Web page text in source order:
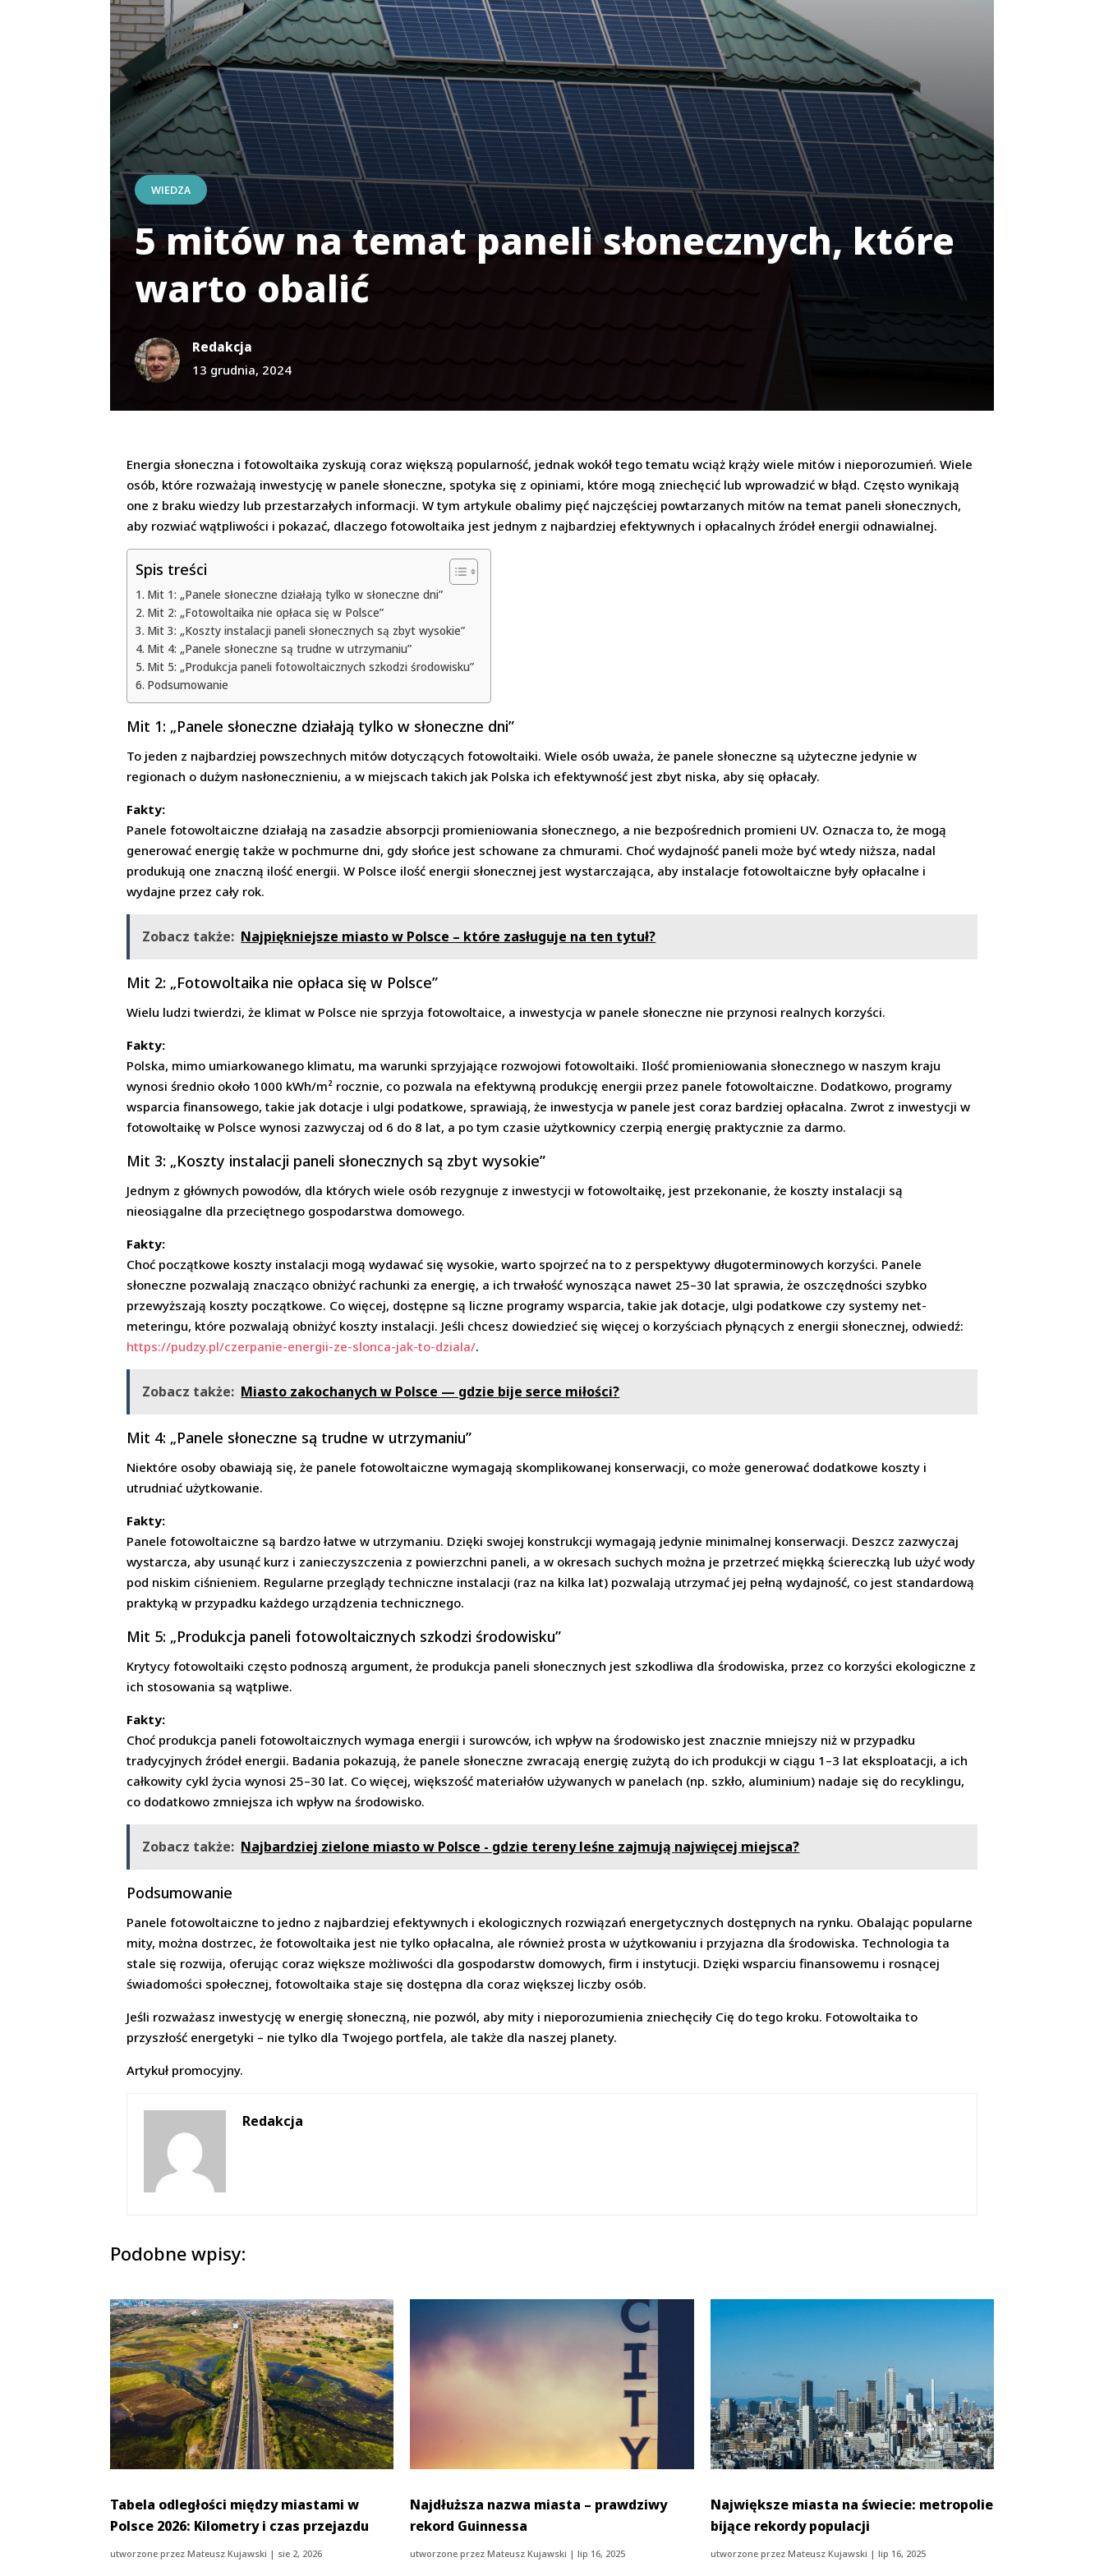
WIEDZA
5 mitów na temat paneli słonecznych, które
warto obalić
Redakcja
13 grudnia, 2024
Energia słoneczna i fotowoltaika zyskują coraz większą popularność, jednak wokół tego tematu wciąż krąży wiele mitów i nieporozumień. Wiele
osób, które rozważają inwestycję w panele słoneczne, spotyka się z opiniami, które mogą zniechęcić lub wprowadzić w błąd. Często wynikają
one z braku wiedzy lub przestarzałych informacji. W tym artykule obalimy pięć najczęściej powtarzanych mitów na temat paneli słonecznych,
aby rozwiać wątpliwości i pokazać, dlaczego fotowoltaika jest jednym z najbardziej efektywnych i opłacalnych źródeł energii odnawialnej.
Spis treści
Mit 1: „Panele słoneczne działają tylko w słoneczne dni”
Mit 2: „Fotowoltaika nie opłaca się w Polsce”
Mit 3: „Koszty instalacji paneli słonecznych są zbyt wysokie”
Mit 4: „Panele słoneczne są trudne w utrzymaniu”
Mit 5: „Produkcja paneli fotowoltaicznych szkodzi środowisku”
Podsumowanie
Mit 1: „Panele słoneczne działają tylko w słoneczne dni”
To jeden z najbardziej powszechnych mitów dotyczących fotowoltaiki. Wiele osób uważa, że panele słoneczne są użyteczne jedynie w
regionach o dużym nasłonecznieniu, a w miejscach takich jak Polska ich efektywność jest zbyt niska, aby się opłacały.
Fakty:
Panele fotowoltaiczne działają na zasadzie absorpcji promieniowania słonecznego, a nie bezpośrednich promieni UV. Oznacza to, że mogą
generować energię także w pochmurne dni, gdy słońce jest schowane za chmurami. Choć wydajność paneli może być wtedy niższa, nadal
produkują one znaczną ilość energii. W Polsce ilość energii słonecznej jest wystarczająca, aby instalacje fotowoltaiczne były opłacalne i
wydajne przez cały rok.
Zobacz także: Najpiękniejsze miasto w Polsce – które zasługuje na ten tytuł?
Mit 2: „Fotowoltaika nie opłaca się w Polsce”
Wielu ludzi twierdzi, że klimat w Polsce nie sprzyja fotowoltaice, a inwestycja w panele słoneczne nie przynosi realnych korzyści.
Fakty:
Polska, mimo umiarkowanego klimatu, ma warunki sprzyjające rozwojowi fotowoltaiki. Ilość promieniowania słonecznego w naszym kraju
wynosi średnio około 1000 kWh/m² rocznie, co pozwala na efektywną produkcję energii przez panele fotowoltaiczne. Dodatkowo, programy
wsparcia finansowego, takie jak dotacje i ulgi podatkowe, sprawiają, że inwestycja w panele jest coraz bardziej opłacalna. Zwrot z inwestycji w
fotowoltaikę w Polsce wynosi zazwyczaj od 6 do 8 lat, a po tym czasie użytkownicy czerpią energię praktycznie za darmo.
Mit 3: „Koszty instalacji paneli słonecznych są zbyt wysokie”
Jednym z głównych powodów, dla których wiele osób rezygnuje z inwestycji w fotowoltaikę, jest przekonanie, że koszty instalacji są
nieosiągalne dla przeciętnego gospodarstwa domowego.
Fakty:
Choć początkowe koszty instalacji mogą wydawać się wysokie, warto spojrzeć na to z perspektywy długoterminowych korzyści. Panele
słoneczne pozwalają znacząco obniżyć rachunki za energię, a ich trwałość wynosząca nawet 25–30 lat sprawia, że oszczędności szybko
przewyższają koszty początkowe. Co więcej, dostępne są liczne programy wsparcia, takie jak dotacje, ulgi podatkowe czy systemy net-
meteringu, które pozwalają obniżyć koszty instalacji. Jeśli chcesz dowiedzieć się więcej o korzyściach płynących z energii słonecznej, odwiedź:
https://pudzy.pl/czerpanie-energii-ze-slonca-jak-to-dziala/.
Zobacz także: Miasto zakochanych w Polsce — gdzie bije serce miłości?
Mit 4: „Panele słoneczne są trudne w utrzymaniu”
Niektóre osoby obawiają się, że panele fotowoltaiczne wymagają skomplikowanej konserwacji, co może generować dodatkowe koszty i
utrudniać użytkowanie.
Fakty:
Panele fotowoltaiczne są bardzo łatwe w utrzymaniu. Dzięki swojej konstrukcji wymagają jedynie minimalnej konserwacji. Deszcz zazwyczaj
wystarcza, aby usunąć kurz i zanieczyszczenia z powierzchni paneli, a w okresach suchych można je przetrzeć miękką ściereczką lub użyć wody
pod niskim ciśnieniem. Regularne przeglądy techniczne instalacji (raz na kilka lat) pozwalają utrzymać jej pełną wydajność, co jest standardową
praktyką w przypadku każdego urządzenia technicznego.
Mit 5: „Produkcja paneli fotowoltaicznych szkodzi środowisku”
Krytycy fotowoltaiki często podnoszą argument, że produkcja paneli słonecznych jest szkodliwa dla środowiska, przez co korzyści ekologiczne z
ich stosowania są wątpliwe.
Fakty:
Choć produkcja paneli fotowoltaicznych wymaga energii i surowców, ich wpływ na środowisko jest znacznie mniejszy niż w przypadku
tradycyjnych źródeł energii. Badania pokazują, że panele słoneczne zwracają energię zużytą do ich produkcji w ciągu 1–3 lat eksploatacji, a ich
całkowity cykl życia wynosi 25–30 lat. Co więcej, większość materiałów używanych w panelach (np. szkło, aluminium) nadaje się do recyklingu,
co dodatkowo zmniejsza ich wpływ na środowisko.
Zobacz także: Najbardziej zielone miasto w Polsce - gdzie tereny leśne zajmują najwięcej miejsca?
Podsumowanie
Panele fotowoltaiczne to jedno z najbardziej efektywnych i ekologicznych rozwiązań energetycznych dostępnych na rynku. Obalając popularne
mity, można dostrzec, że fotowoltaika jest nie tylko opłacalna, ale również prosta w użytkowaniu i przyjazna dla środowiska. Technologia ta
stale się rozwija, oferując coraz większe możliwości dla gospodarstw domowych, firm i instytucji. Dzięki wsparciu finansowemu i rosnącej
świadomości społecznej, fotowoltaika staje się dostępna dla coraz większej liczby osób.
Jeśli rozważasz inwestycję w energię słoneczną, nie pozwól, aby mity i nieporozumienia zniechęciły Cię do tego kroku. Fotowoltaika to
przyszłość energetyki – nie tylko dla Twojego portfela, ale także dla naszej planety.
Artykuł promocyjny.
Redakcja
Podobne wpisy:
Tabela odległości między miastami w
Polsce 2026: Kilometry i czas przejazdu
utworzone przezMateusz Kujawski | sie 2, 2026
Najdłuższa nazwa miasta – prawdziwy
rekord Guinnessa
utworzone przezMateusz Kujawski |lip 16, 2025
Największe miasta na świecie: metropolie
bijące rekordy populacji
utworzone przez Mateusz Kujawski | lip 16, 2025